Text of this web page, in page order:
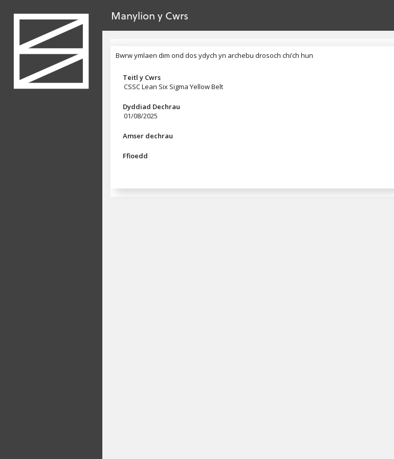
Manylion y Cwrs
Bwrw ymlaen dim ond dos ydych yn archebu drosoch chi’ch hun
Bwrw ymlaen dim ond dos ydych yn archebu drosoch chi’ch hun
Teitl y Cwrs
CSSC Lean Six Sigma Yellow Belt
Dyddiad Dechrau
01/08/2025
Amser dechrau
Ffioedd